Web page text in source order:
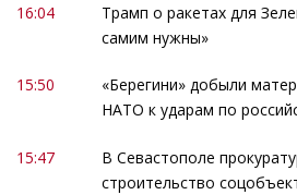
16:04
Трамп о ракетах для
самим нужны»
15:50
«Берегини» добыли
НАТО к ударам по
15:47
В Севастополе
строительство